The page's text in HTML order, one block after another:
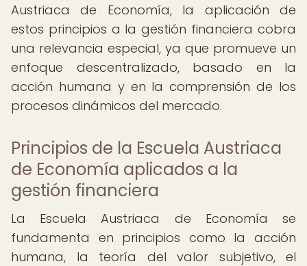
Austriaca de Economía, la aplicación de
estos principios a la gestión financiera cobra
una relevancia especial, ya que promueve un
enfoque descentralizado, basado en la
acción humana y en la comprensión de los
procesos dinámicos del mercado.
Principios de la Escuela Austriaca
de Economía aplicados a la
gestión financiera
La Escuela Austriaca de Economía se
fundamenta en principios como la acción
humana, la teoría del valor subjetivo, el